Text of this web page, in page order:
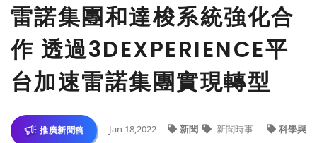
雷諾集團和達梭系統強化合
作 透過3DEXPERIENCE平
台加速雷諾集團實現轉型
推廣新聞稿 Jan 18,2022 新聞 新聞時事 科學與